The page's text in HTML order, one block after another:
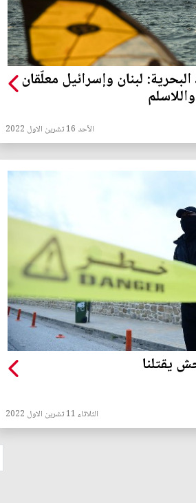
لبنان وإسرائيل معلّقان
الأحد 16 تشرين الاول 2022
يقتلنا
الثلاثاء 11 تشرين الاول 2022